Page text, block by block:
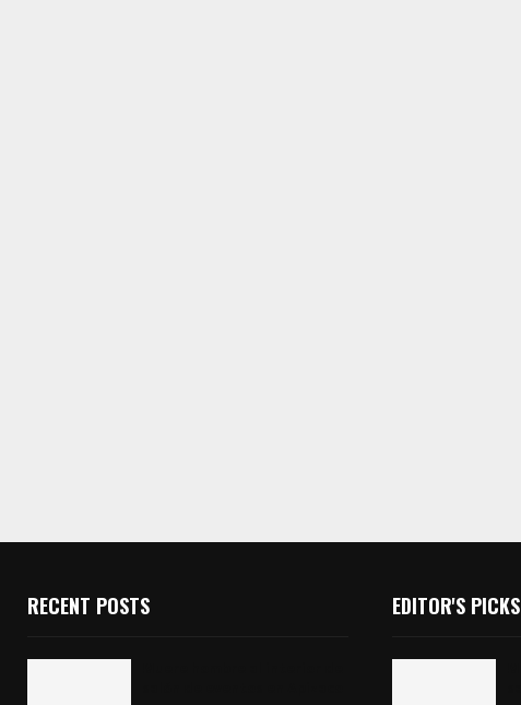
RECENT POSTS EDITOR'S PICKS